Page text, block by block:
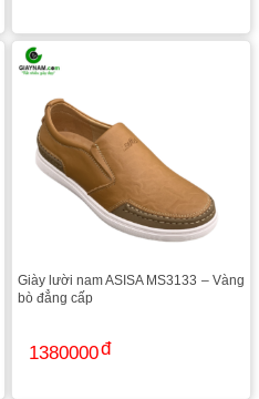
Giày lười nam ASISA MS3133 – Vàng
bò đẳng cấp
1380000